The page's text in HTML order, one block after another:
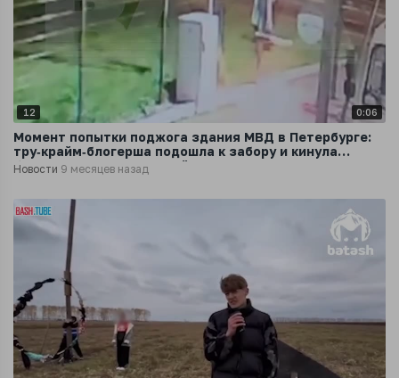
12 0:06
Момент попытки поджога здания МВД в Петербурге:
тру‑крайм‑блогерша подошла к забору и кинула
бутылку с зажигательной смесью
Новости 9 месяцев назад